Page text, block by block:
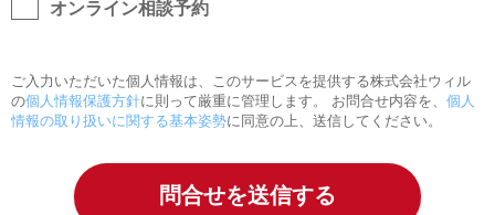
オンライン相談予約
ご入力いただいた個人情報は、このサービスを提供する株式会社ウィル
の個人情報保護方針に則って厳重に管理します。 お問合せ内容を、 個人
情報の取り扱いに関する基本姿勢に同意の上、送信してください。